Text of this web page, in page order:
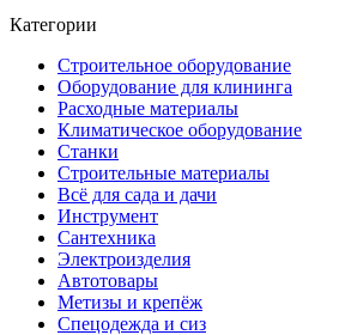
Категории
Строительное оборудование
Оборудование для клининга
Расходные материалы
Климатическое оборудование
Станки
Строительные материалы
Всё для сада и дачи
Инструмент
Сантехника
Электроизделия
Автотовары
Метизы и крепёж
Спецодежда и сиз